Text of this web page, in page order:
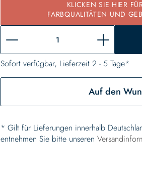
KLICKEN SIE HIER
FARBQUALITÄTEN UND
Sofort verfügbar, Lieferzeit 2 - 5 Tage*
Auf den
* Gilt für Lieferungen innerhalb
entnehmen Sie bitte unseren